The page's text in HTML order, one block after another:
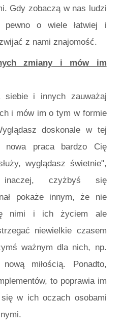
Gdy zobaczą w nas ludzi
pewno o wiele łatwiej i
z nami znajomość.
zmiany i mów im
siebie i innych zauważaj
i mów im o tym w formie
doskonale w tej
nowa praca bardzo Cię
wyglądasz świetnie",
inaczej, czyżbyś się
pokaże innym, że nie
nimi i ich życiem ale
niewielkie czasem
ważnym dla nich, np.
miłością. Ponadto,
to poprawia im
w ich oczach osobami